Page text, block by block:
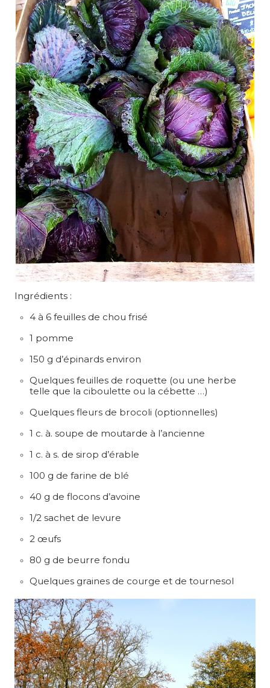
Ingrédients :
4 à 6 feuilles de chou frisé
1 pomme
150 g d’épinards environ
Quelques feuilles de roquette (ou une herbe
telle que la ciboulette ou la cébette …)
Quelques fleurs de brocoli (optionnelles)
1 c. à. soupe de moutarde à l’ancienne
1 c. à s. de sirop d’érable
100 g de farine de blé
40 g de flocons d’avoine
1/2 sachet de levure
2 œufs
80 g de beurre fondu
Quelques graines de courge et de tournesol